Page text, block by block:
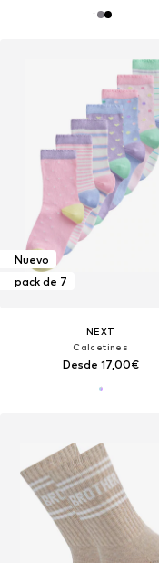
Nuevo
pack de 7
NEXT
Calcetines
Desde 17,00€